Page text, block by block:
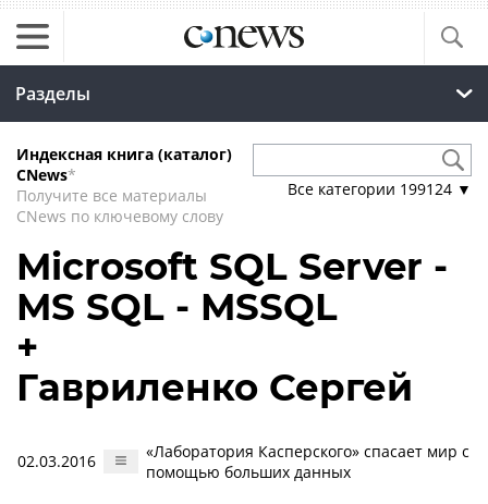
Разделы
Индексная книга (каталог)
CNews*
Получите все материалы
CNews по ключевому слову
Все категории 199124 ▼
Microsoft SQL Server -
MS SQL - MSSQL
+
Гавриленко Сергей
02.03.2016
«Лаборатория Касперского» спасает мир с
помощью больших данных